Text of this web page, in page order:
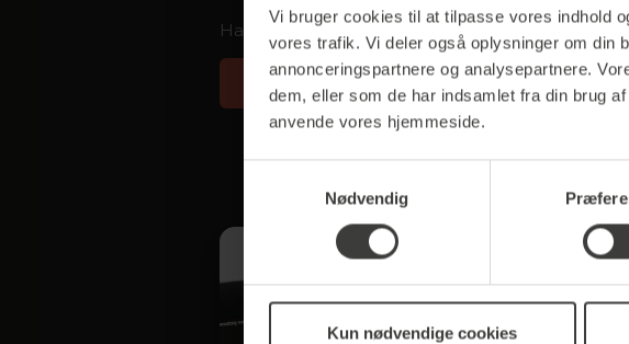
Vi bruger cookies til at tilpasse vores indhold
vores trafik. Vi deler også oplysninger om din
annonceringspartnere og analysepartnere.
dem, eller som de har indsamlet fra din brug
anvende vores hjemmeside.
Nødvendig
Kun nødvendige cookies
Har du endnu ikke et registreringslink?
Anmod om registreringslink